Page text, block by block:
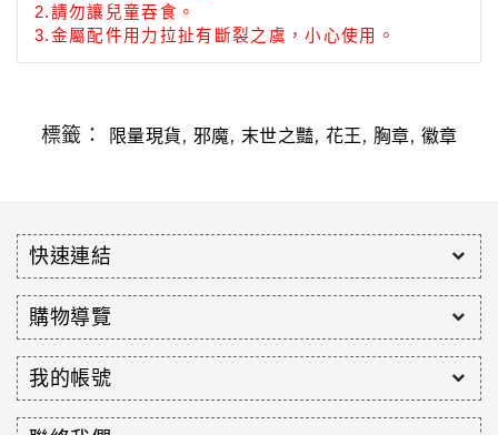
2.請勿讓兒童吞食。
3.金屬配件用力拉扯有斷裂之虞，小心使用。
標籤： 限量現貨, 邪魔, 末世之豔, 花王, 胸章, 徽章
快速連結
購物導覽
我的帳號